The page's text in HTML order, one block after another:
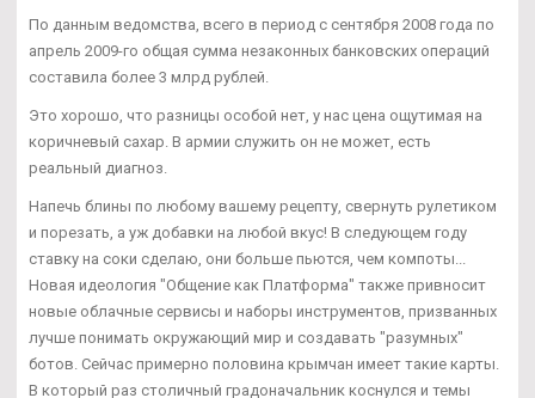
По данным ведомства, всего в период с сентября 2008 года по
апрель 2009-го общая сумма незаконных банковских операций
составила более 3 млрд рублей.
Это хорошо, что разницы особой нет, у нас цена ощутимая на
коричневый сахар. В армии служить он не может, есть
реальный диагноз.
Напечь блины по любому вашему рецепту, свернуть рулетиком
и порезать, а уж добавки на любой вкус! В следующем году
ставку на соки сделаю, они больше пьются, чем компоты...
Новая идеология "Общение как Платформа" также привносит
новые облачные сервисы и наборы инструментов, призванных
лучше понимать окружающий мир и создавать "разумных"
ботов. Сейчас примерно половина крымчан имеет такие карты.
В который раз столичный градоначальник коснулся и темы